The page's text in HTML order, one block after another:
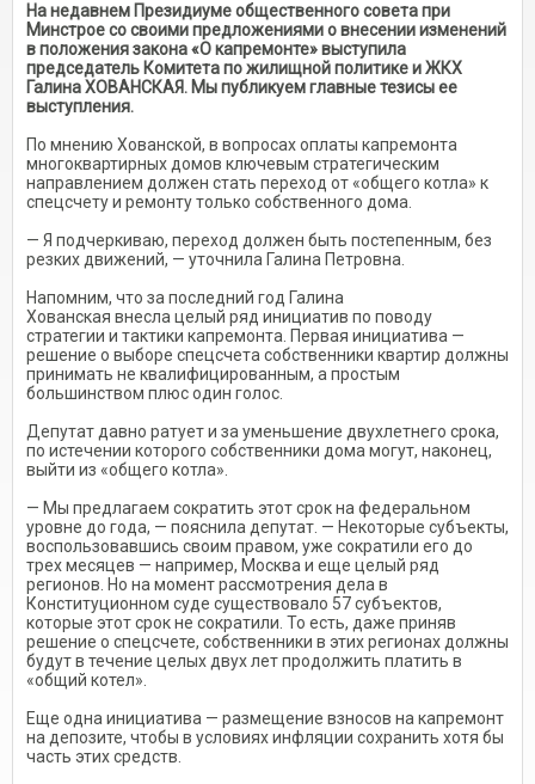
На недавнем Президиуме общественного совета при
Минстрое со своими предложениями о внесении изменений
в положения закона «О капремонте» выступила
председатель Комитета по жилищной политике и ЖКХ
Галина ХОВАНСКАЯ. Мы публикуем главные тезисы ее
выступления.
По мнению Хованской, в вопросах оплаты капремонта
многоквартирных домов ключевым стратегическим
направлением должен стать переход от «общего котла» к
спецсчету и ремонту только собственного дома.
— Я подчеркиваю, переход должен быть постепенным, без
резких движений, — уточнила Галина Петровна.
Напомним, что за последний год Галина
Хованская внесла целый ряд инициатив по поводу
стратегии и тактики капремонта. Первая инициатива —
решение о выборе спецсчета собственники квартир должны
принимать не квалифицированным, а простым
большинством плюс один голос.
Депутат давно ратует и за уменьшение двухлетнего срока,
по истечении которого собственники дома могут, наконец,
выйти из «общего котла».
— Мы предлагаем сократить этот срок на федеральном
уровне до года, — пояснила депутат. — Некоторые субъекты,
воспользовавшись своим правом, уже сократили его до
трех месяцев — например, Москва и еще целый ряд
регионов. Но на момент рассмотрения дела в
Конституционном суде существовало 57 субъектов,
которые этот срок не сократили. То есть, даже приняв
решение о спецсчете, собственники в этих регионах должны
будут в течение целых двух лет продолжить платить в
«общий котел».
Еще одна инициатива — размещение взносов на капремонт
на депозите, чтобы в условиях инфляции сохранить хотя бы
часть этих средств.